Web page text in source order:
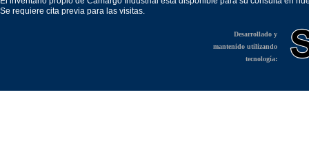
Se requiere cita previa para las visitas.
Desarrollado y
mantenido utilizando
tecnología: